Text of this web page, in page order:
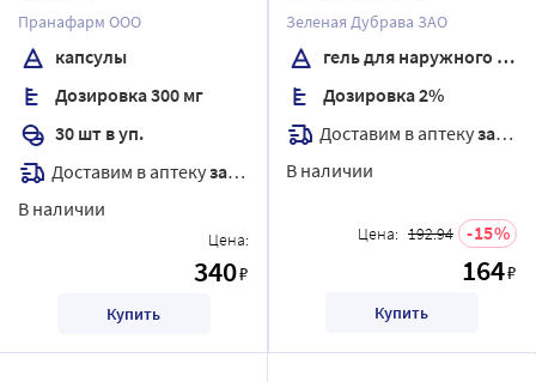
Пранафарм ООО
капсулы
Дозировка 300 мг
30 шт в уп.
Доставим в аптекузавтра
В наличии
Цена:
340₽
Купить
применения 40 гр
Зеленая Дубрава ЗАО
гель для наружного применения
Дозировка 2%
Доставим в аптекузавтра
В наличии
Цена: 192.94 15
164₽
Купить